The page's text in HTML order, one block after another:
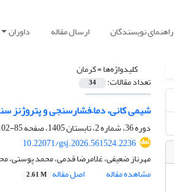
راهنمای نویسندگان ارسال مقاله داوران
کلیدواژه‌ها =کرمان
تعداد مقالات: 34
شیمی کانی، دما–فشارسنجی و پتروژنز
دوره 36، شماره 2، تابستان 1405، صفحه
85-102
10.22071/gsj.2026.561524.2236
مهرناز ضعیفی، غلامرضا قدمی، محمد پوستی،
مشاهده مقاله
اصل مقاله 2.61 M